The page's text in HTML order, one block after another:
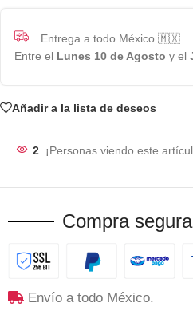
Entrega a todo México 🇲🇽
Entre el Lunes 10 de Agosto y el
Añadir a la lista de deseos
2 ¡Personas viendo este
Compra
Envío a todo México.